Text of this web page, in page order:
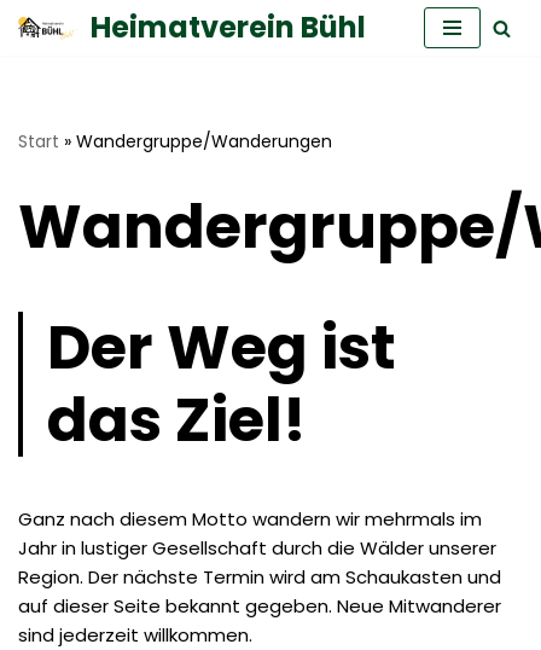
Heimatverein Bühl
Start » Wandergruppe/Wanderungen
Der Weg ist
das Ziel!
Ganz nach diesem Motto wandern wir mehrmals im
Jahr in lustiger Gesellschaft durch die Wälder unserer
Region. Der nächste Termin wird am Schaukasten und
auf dieser Seite bekannt gegeben. Neue Mitwanderer
sind jederzeit willkommen.